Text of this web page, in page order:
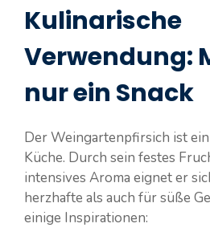
Kulinarische
Verwendung:
nur ein Snack
Der Weingartenpfirsich ist
Küche. Durch sein festes
intensives Aroma eignet er
herzhafte als auch für süße
einige Inspirationen: